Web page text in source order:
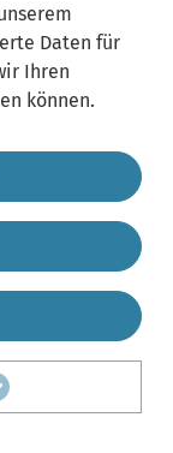
Daten für
Ihren
können.